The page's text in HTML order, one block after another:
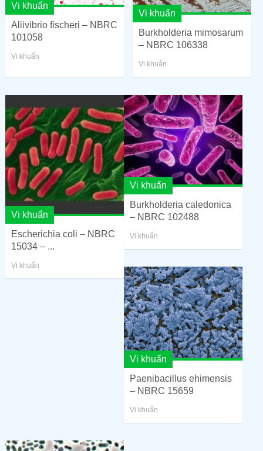
Vi khuẩn
Aliivibrio fischeri – NBRC
101058
Vi khuẩn
Vi khuẩn
Burkholderia mimosarum
– NBRC 106338
Vi khuẩn
Vi khuẩn
Escherichia coli – NBRC
15034 – ...
Vi khuẩn
Vi khuẩn
Burkholderia caledonica
– NBRC 102488
Vi khuẩn
Vi khuẩn
Paenibacillus ehimensis
– NBRC 15659
Vi khuẩn